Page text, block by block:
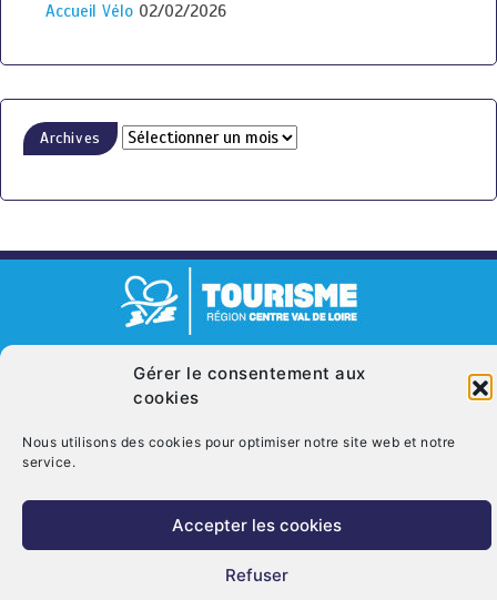
Gérer le consentement aux
cookies
Nous utilisons des cookies pour optimiser notre site web et notre
service.
Accepter les cookies
Refuser
Accueil Vélo 02/02/2026
Archives
Politique de cookies (UE)